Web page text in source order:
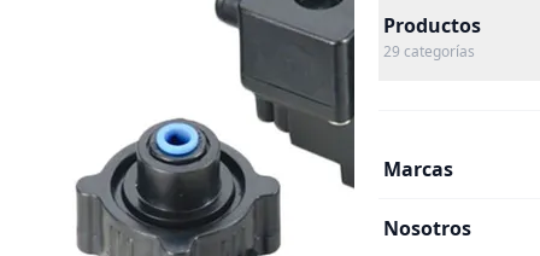
Productos
29 categorías
Marcas
Nosotros